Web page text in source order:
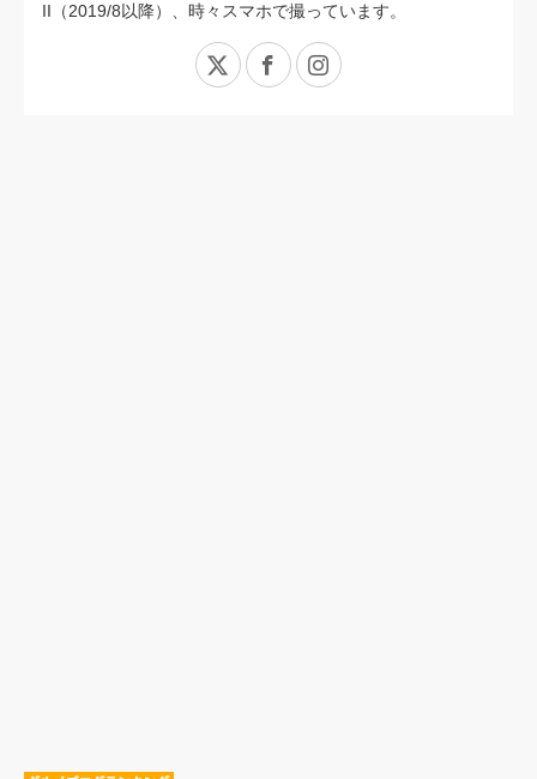
II（2019/8以降）、時々スマホで撮っています。
X FacebookInstagram